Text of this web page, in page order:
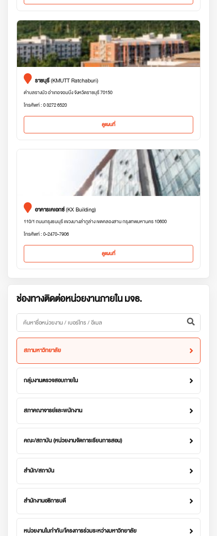
ราชบุรี(KMUTT Ratchaburi)
ตำบลรางบัว อำเภอจอมบึง จังหวัดราชบุรี 70150
โทรศัพท์ : 0 3272 6520
ดูแผนที่
อาคารเคเอกซ์(KX Building)
110/1 ถนนกรุงธนบุรี แขวงบางลำภูล่าง เขตคลองสาน กรุงเทพมหานคร 10600
โทรศัพท์ : 0-2470-7906
ดูแผนที่
ช่องทางติดต่อหน่วยงานภายใน มจธ.
สภามหาวิทยาลัย
กลุ่มงานตรวจสอบภายใน
สภาคณาจารย์และพนักงาน
คณะ/สถาบัน (หน่วยงานจัดการเรียนการสอน)
สำนัก/สถาบัน
สำนักงานอธิการบดี
หน่วยงานในกำกับ/โครงการร่วมระหว่างมหาวิทยาลัย